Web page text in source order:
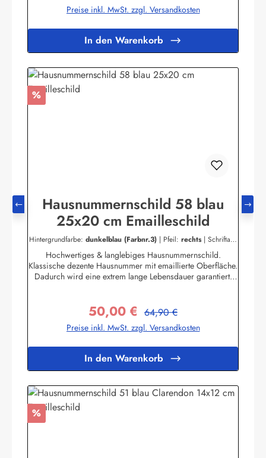
nach genau diesem Schild nur in einer anderen Farbe oder
Sie Ihr Persönliches Hausnummernschild an.Zum
KontaktformularHier geht's zu unserem Konfigurator für
Emaille Schilder mit Wunschtext
Preise inkl. MwSt. zzgl. Versandkosten
In den Warenkorb
Rabatt
%
Hausnummernschild 58 blau
25x20 cm Emailleschild
Hintergrundfarbe: dunkelblau (Farbnr.3) | Pfeil: rechts | Schriftart:
Hochwertiges & langlebiges Hausnummernschild.
Klassische dezente Hausnummer mit emaillierte Oberfläche.
Dadurch wird eine extrem lange Lebensdauer garantiert!
Wetterbedingungen wie Hitze und Frost über viele Jahre
stand! Nicht das passende dabei? Sie sind auf der Suche
nach genau diesem Schild nur in einer anderen Farbe oder
Sie Ihr Persönliches Hausnummernschild an.Zum
KontaktformularHier geht's zu unserem Konfigurator für
Emaille Schilder mit Wunschtext
Verkaufspreis:
50,00 € Regulärer Preis:
64,90 €
Preise inkl. MwSt. zzgl. Versandkosten
In den Warenkorb
Rabatt
%